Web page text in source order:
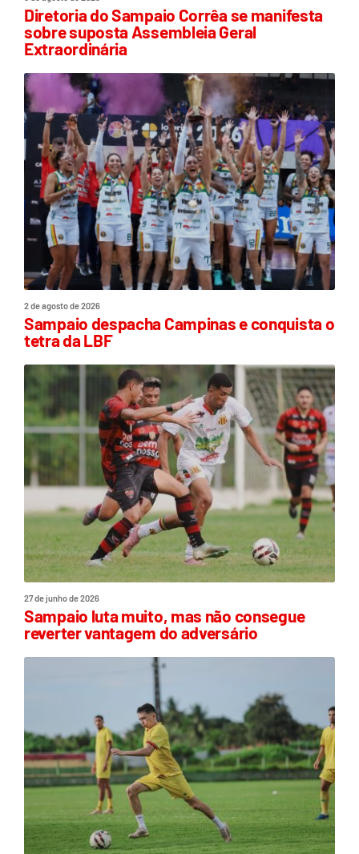
Diretoria do Sampaio Corrêa se manifesta
sobre suposta Assembleia Geral
Extraordinária
2 de agosto de 2026
Sampaio despacha Campinas e conquista o
tetra da LBF
27 de junho de 2026
Sampaio luta muito, mas não consegue
reverter vantagem do adversário